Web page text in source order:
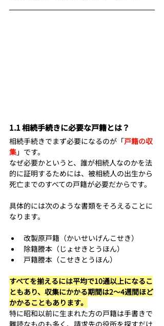
1.1 相続手続きに必要な戸籍とは？
相続手続きでまず必要になるのが「戸籍の収
集」です。
なぜ必要かというと、誰が相続人なのかを法
的に証明するためには、被相続人の出生から
死亡までのすべての戸籍が必要だからです。
具体的には次のような書類をそろえることに
なります。
改製原戸籍（かいせいげんこせき）
除籍謄本（じょせきとうほん）
戸籍謄本（こせきとうほん）
すべてを揃えるには平均で10通以上になるこ
ともあり、収集にかかる期間は2〜4週間ほど
かかることもあります。
特に昭和以前に生まれた方の戸籍は手書きで
難読なものも多く、請求先の役所を探すだけ